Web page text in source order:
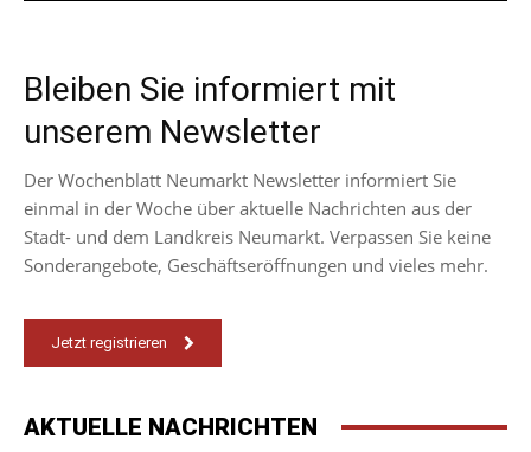
Bleiben Sie informiert mit
unserem Newsletter
Der Wochenblatt Neumarkt Newsletter informiert Sie
einmal in der Woche über aktuelle Nachrichten aus der
Stadt- und dem Landkreis Neumarkt. Verpassen Sie keine
Sonderangebote, Geschäftseröffnungen und vieles mehr.
Jetzt registrieren
AKTUELLE NACHRICHTEN